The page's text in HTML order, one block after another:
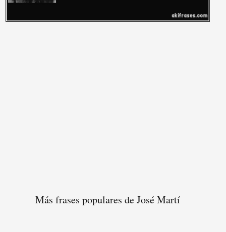
Más frases populares de José Martí